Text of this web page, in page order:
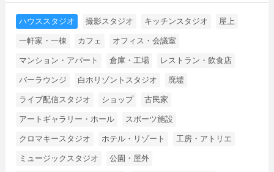
ハウススタジオ 撮影スタジオ キッチンスタジオ 屋上
一軒家・一棟 カフェ オフィス・会議室
マンション・アパート 倉庫・工場 レストラン・飲食店
バーラウンジ 白ホリゾントスタジオ 廃墟
ライブ配信スタジオ ショップ 古民家
アートギャラリー・ホール スポーツ施設
クロマキースタジオ ホテル・リゾート 工房・アトリエ
ミュージックスタジオ 公園・屋外